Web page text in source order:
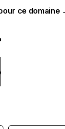
ce domaine